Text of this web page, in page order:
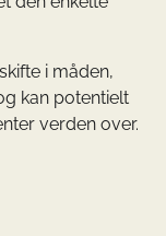
i måden,
kan potentielt
verden over.